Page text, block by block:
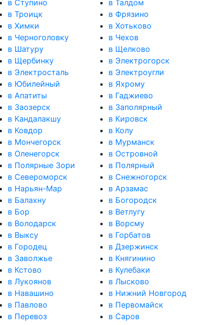
в Ступино
в Талдом
в Троицк
в Фрязино
в Химки
в Хотьково
в Черноголовку
в Чехов
в Шатуру
в Щелково
в Щербинку
в Электрогорск
в Электросталь
в Электроугли
в Юбилейный
в Яхрому
в Апатиты
в Гаджиево
в Заозерск
в Заполярный
в Кандалакшу
в Кировск
в Ковдор
в Колу
в Мончегорск
в Мурманск
в Оленегорск
в Островной
в Полярные Зори
в Полярный
в Североморск
в Снежногорск
в Нарьян-Мар
в Арзамас
в Балахну
в Богородск
в Бор
в Ветлугу
в Володарск
в Ворсму
в Выксу
в Горбатов
в Городец
в Дзержинск
в Заволжье
в Княгинино
в Кстово
в Кулебаки
в Лукоянов
в Лысково
в Навашино
в Нижний Новгород
в Павлово
в Первомайск
в Перевоз
в Саров